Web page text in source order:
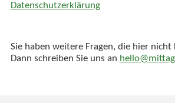
Datenschutzerklärung
Sie haben weitere Fragen, die hier
Dann schreiben Sie uns an